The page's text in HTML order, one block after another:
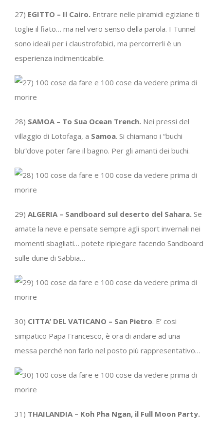
27) EGITTO – Il Cairo. Entrare nelle piramidi egiziane ti
toglie il fiato… ma nel vero senso della parola. I Tunnel
sono ideali per i claustrofobici, ma percorrerli è un
esperienza indimenticabile.
28) SAMOA – To Sua Ocean Trench. Nei pressi del
villaggio di Lotofaga, a Samoa. Si chiamano i “buchi
blu”dove poter fare il bagno. Per gli amanti dei buchi.
29) ALGERIA – Sandboard sul deserto del Sahara. Se
amate la neve e pensate sempre agli sport invernali nei
momenti sbagliati… potete ripiegare facendo Sandboard
sulle dune di Sabbia…
30) CITTA’ DEL VATICANO – San Pietro. E’ cosi
simpatico Papa Francesco, è ora di andare ad una
messa perché non farlo nel posto più rappresentativo…
31) THAILANDIA – Koh Pha Ngan, il Full Moon Party.